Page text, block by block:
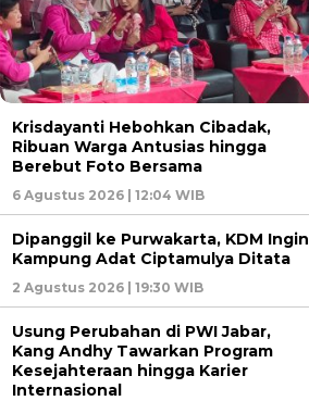
Krisdayanti Hebohkan Cibadak,
Ribuan Warga Antusias hingga
Berebut Foto Bersama
6 Agustus 2026 | 12:04 WIB
Dipanggil ke Purwakarta, KDM Ingin
Kampung Adat Ciptamulya Ditata
2 Agustus 2026 | 19:30 WIB
Usung Perubahan di PWI Jabar,
Kang Andhy Tawarkan Program
Kesejahteraan hingga Karier
Internasional